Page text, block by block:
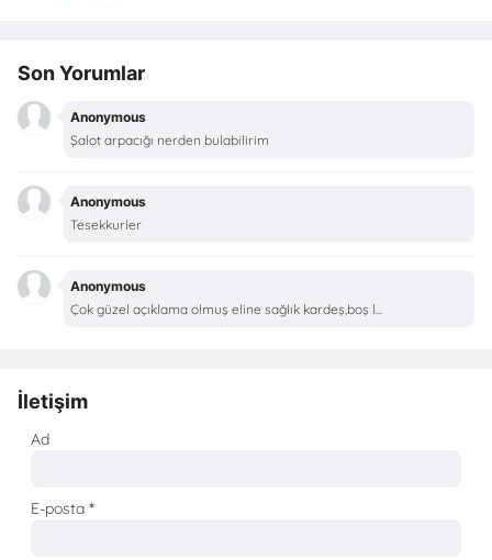
Son Yorumlar
Anonymous
Şalot arpacığı nerden bulabilirim
Anonymous
Tesekkurler
Anonymous
Çok güzel açıklama olmuş eline sağlık kardeş,boş l...
İletişim
Ad
E-posta*